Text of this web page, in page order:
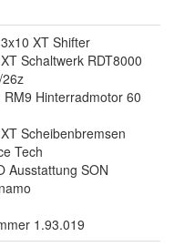
XT Shifter
Schaltwerk RDT8000
RM9 Hinterradmotor 60
Scheibenbremsen
Tech
Ausstattung SON
1.93.019